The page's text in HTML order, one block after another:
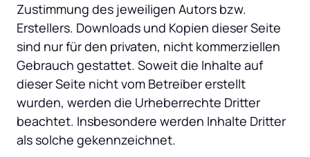
Zustimmung des jeweiligen Autors bzw.
Erstellers. Downloads und Kopien dieser Seite
sind nur für den privaten, nicht kommerziellen
Gebrauch gestattet. Soweit die Inhalte auf
dieser Seite nicht vom Betreiber erstellt
wurden, werden die Urheberrechte Dritter
beachtet. Insbesondere werden Inhalte Dritter
als solche gekennzeichnet.